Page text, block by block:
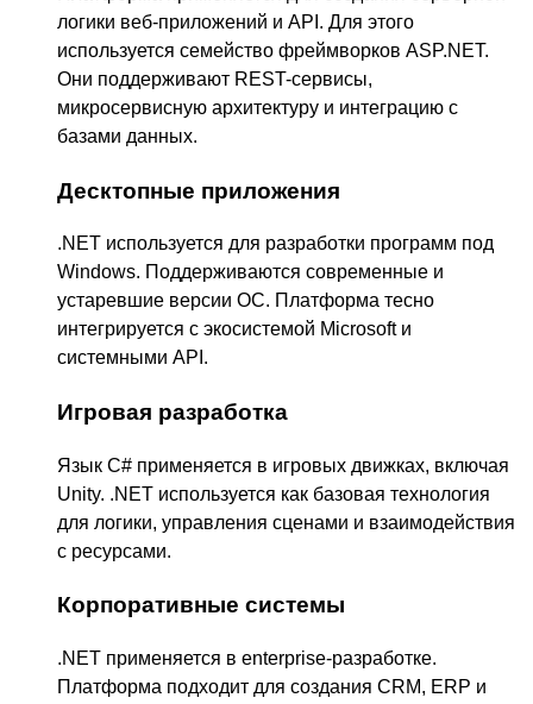
логики веб-приложений и API. Для этого
используется семейство фреймворков ASP.NET.
Они поддерживают REST-сервисы,
микросервисную архитектуру и интеграцию с
базами данных.
Десктопные приложения
.NET используется для разработки программ под
Windows. Поддерживаются современные и
устаревшие версии ОС. Платформа тесно
интегрируется с экосистемой Microsoft и
системными API.
Игровая разработка
Язык C# применяется в игровых движках, включая
Unity. .NET используется как базовая технология
для логики, управления сценами и взаимодействия
с ресурсами.
Корпоративные системы
.NET применяется в enterprise-разработке.
Платформа подходит для создания CRM, ERP и